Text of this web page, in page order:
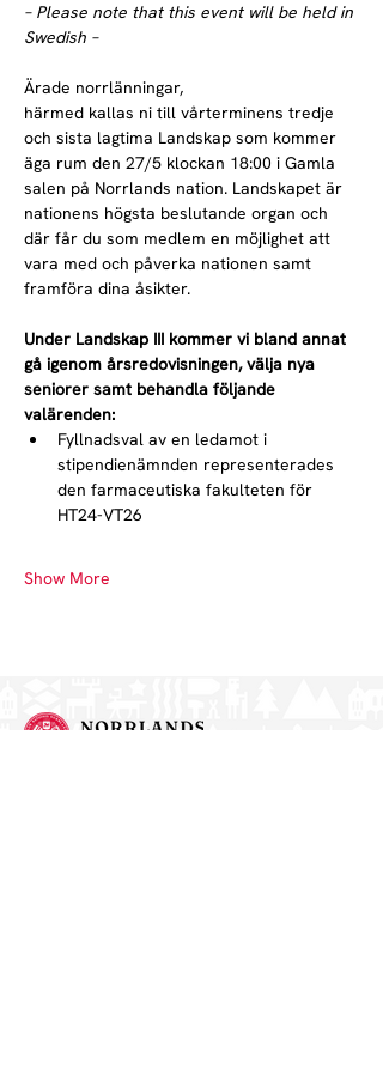
– Please note that this event will be held in
Swedish –
Ärade norrlänningar,
härmed kallas ni till vårterminens tredje
och sista lagtima Landskap som kommer
äga rum den 27/5 klockan 18:00 i Gamla
salen på Norrlands nation. Landskapet är
nationens högsta beslutande organ och
där får du som medlem en möjlighet att
vara med och påverka nationen samt
framföra dina åsikter.
Under Landskap III kommer vi bland annat
gå igenom årsredovisningen, välja nya
seniorer samt behandla följande
valärenden:
Fyllnadsval av en ledamot i
stipendienämnden representerades
den farmaceutiska fakulteten för
HT24-VT26
Show More